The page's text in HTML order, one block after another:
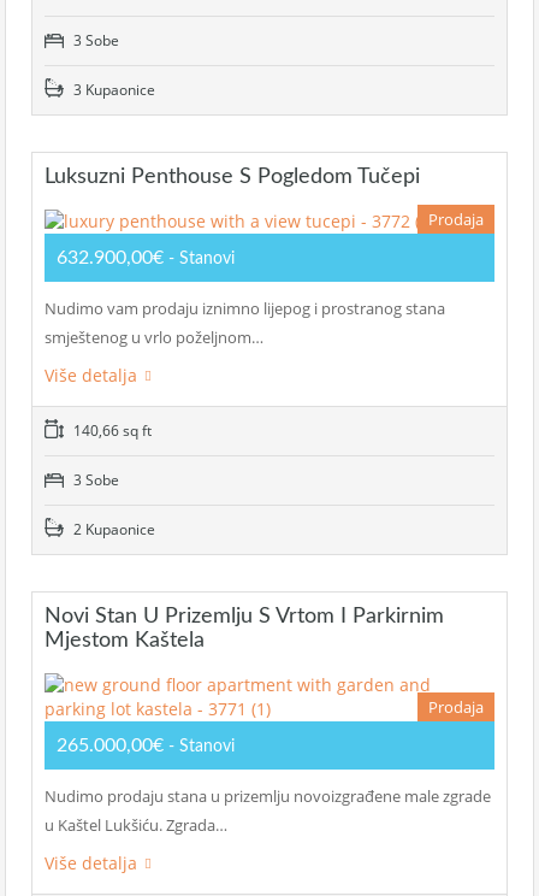
3 Sobe
3 Kupaonice
Luksuzni Penthouse S Pogledom Tučepi
Prodaja
632.900,00€ - Stanovi
Nudimo vam prodaju iznimno lijepog i prostranog stana
smještenog u vrlo poželjnom…
Više detalja
140,66 sq ft
3 Sobe
2 Kupaonice
Novi Stan U Prizemlju S Vrtom I Parkirnim
Mjestom Kaštela
Prodaja
265.000,00€ - Stanovi
Nudimo prodaju stana u prizemlju novoizgrađene male zgrade
u Kaštel Lukšiću. Zgrada…
Više detalja